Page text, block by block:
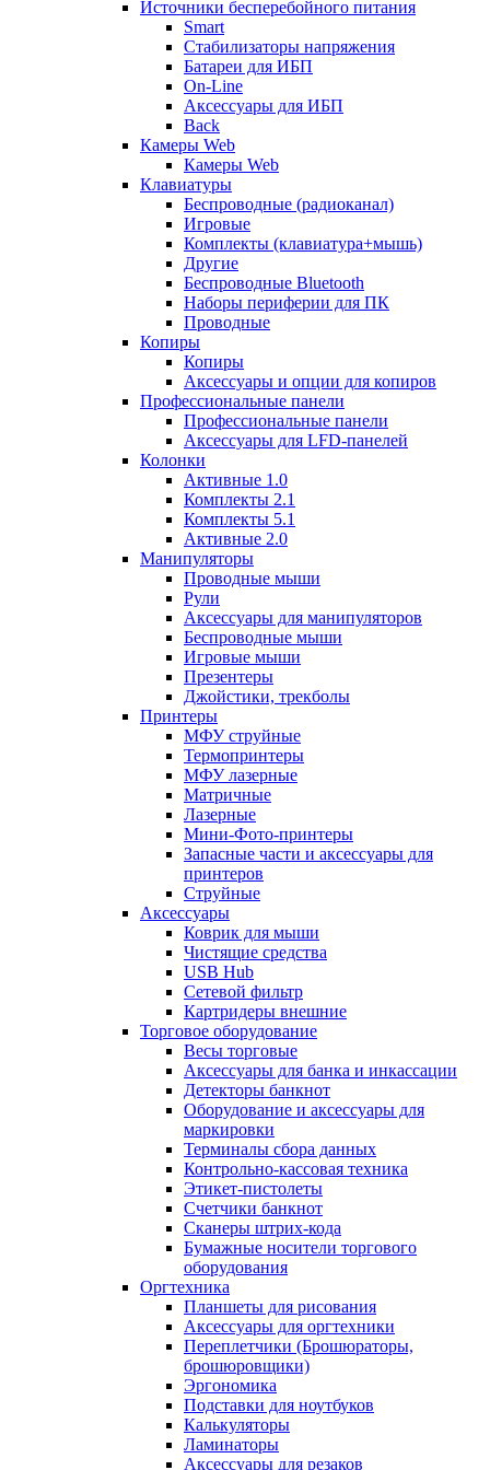
Источники бесперебойного питания
Smart
Стабилизаторы напряжения
Батареи для ИБП
On-Line
Аксессуары для ИБП
Back
Камеры Web
Камеры Web
Клавиатуры
Беспроводные (радиоканал)
Игровые
Комплекты (клавиатура+мышь)
Другие
Беспроводные Bluetooth
Наборы периферии для ПК
Проводные
Копиры
Копиры
Аксессуары и опции для копиров
Профессиональные панели
Профессиональные панели
Аксессуары для LFD-панелей
Колонки
Активные 1.0
Комплекты 2.1
Комплекты 5.1
Активные 2.0
Манипуляторы
Проводные мыши
Рули
Аксессуары для манипуляторов
Беспроводные мыши
Игровые мыши
Презентеры
Джойстики, трекболы
Принтеры
МФУ струйные
Термопринтеры
МФУ лазерные
Матричные
Лазерные
Мини-Фото-принтеры
Запасные части и аксессуары для
принтеров
Струйные
Аксессуары
Коврик для мыши
Чистящие средства
USB Hub
Сетевой фильтр
Картридеры внешние
Торговое оборудование
Весы торговые
Аксессуары для банка и инкассации
Детекторы банкнот
Оборудование и аксессуары для
маркировки
Терминалы сбора данных
Контрольно-кассовая техника
Этикет-пистолеты
Счетчики банкнот
Сканеры штрих-кода
Бумажные носители торгового
оборудования
Оргтехника
Планшеты для рисования
Аксессуары для оргтехники
Переплетчики (Брошюраторы,
брошюровщики)
Эргономика
Подставки для ноутбуков
Калькуляторы
Ламинаторы
Аксессуары для резаков